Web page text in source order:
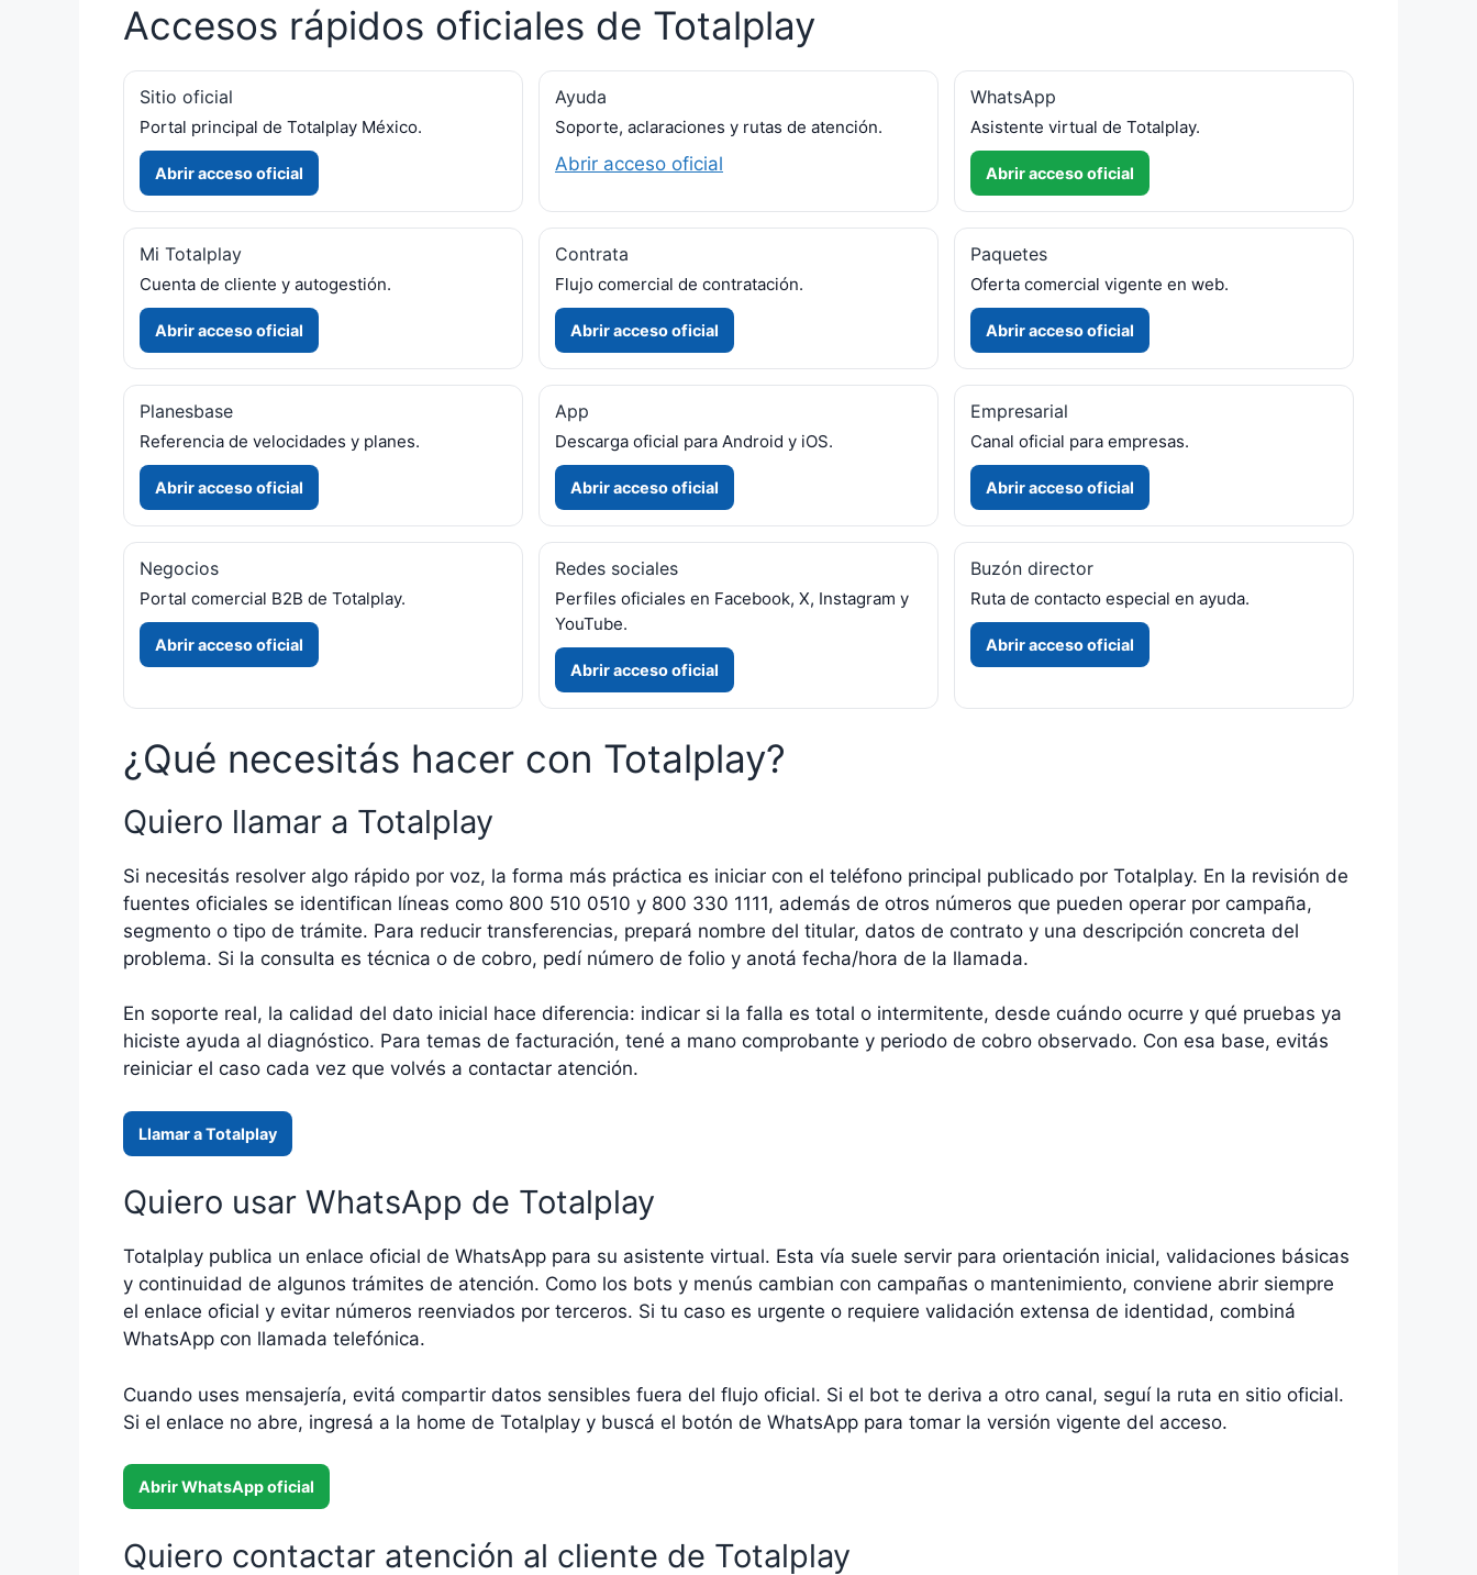
Accesos rápidos oficiales de Totalplay
Sitio oficial
Portal principal de Totalplay México.
Abrir acceso oficial
Ayuda
Soporte, aclaraciones y rutas de atención.
Abrir acceso oficial
WhatsApp
Asistente virtual de Totalplay.
Abrir acceso oficial
Mi Totalplay
Cuenta de cliente y autogestión.
Abrir acceso oficial
Contrata
Flujo comercial de contratación.
Abrir acceso oficial
Paquetes
Oferta comercial vigente en web.
Abrir acceso oficial
Planesbase
Referencia de velocidades y planes.
Abrir acceso oficial
App
Descarga oficial para Android y iOS.
Abrir acceso oficial
Empresarial
Canal oficial para empresas.
Abrir acceso oficial
Negocios
Portal comercial B2B de Totalplay.
Abrir acceso oficial
Redes sociales
Perfiles oficiales en Facebook, X, Instagram y
YouTube.
Abrir acceso oficial
Buzón director
Ruta de contacto especial en ayuda.
Abrir acceso oficial
¿Qué necesitás hacer con Totalplay?
Quiero llamar a Totalplay
Si necesitás resolver algo rápido por voz, la forma más práctica es iniciar con el teléfono principal publicado por Totalplay. En la revisión de
fuentes oficiales se identifican líneas como 800 510 0510 y 800 330 1111, además de otros números que pueden operar por campaña,
segmento o tipo de trámite. Para reducir transferencias, prepará nombre del titular, datos de contrato y una descripción concreta del
problema. Si la consulta es técnica o de cobro, pedí número de folio y anotá fecha/hora de la llamada.
En soporte real, la calidad del dato inicial hace diferencia: indicar si la falla es total o intermitente, desde cuándo ocurre y qué pruebas ya
hiciste ayuda al diagnóstico. Para temas de facturación, tené a mano comprobante y periodo de cobro observado. Con esa base, evitás
reiniciar el caso cada vez que volvés a contactar atención.
Llamar a Totalplay
Quiero usar WhatsApp de Totalplay
Totalplay publica un enlace oficial de WhatsApp para su asistente virtual. Esta vía suele servir para orientación inicial, validaciones básicas
y continuidad de algunos trámites de atención. Como los bots y menús cambian con campañas o mantenimiento, conviene abrir siempre
el enlace oficial y evitar números reenviados por terceros. Si tu caso es urgente o requiere validación extensa de identidad, combiná
WhatsApp con llamada telefónica.
Cuando uses mensajería, evitá compartir datos sensibles fuera del flujo oficial. Si el bot te deriva a otro canal, seguí la ruta en sitio oficial.
Si el enlace no abre, ingresá a la home de Totalplay y buscá el botón de WhatsApp para tomar la versión vigente del acceso.
Abrir WhatsApp oficial
Quiero contactar atención al cliente de Totalplay